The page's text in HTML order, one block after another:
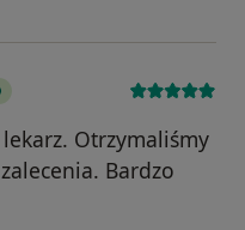
Otrzymaliśmy
Bardzo